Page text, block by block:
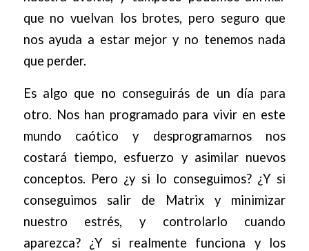
que no vuelvan los brotes, pero seguro que
nos ayuda a estar mejor y no tenemos nada
que perder.
Es algo que no conseguirás de un día para
otro. Nos han programado para vivir en este
mundo caótico y desprogramarnos nos
costará tiempo, esfuerzo y asimilar nuevos
conceptos. Pero ¿y si lo conseguimos? ¿Y si
conseguimos salir de Matrix y minimizar
nuestro estrés, y controlarlo cuando
aparezca? ¿Y si realmente funciona y los